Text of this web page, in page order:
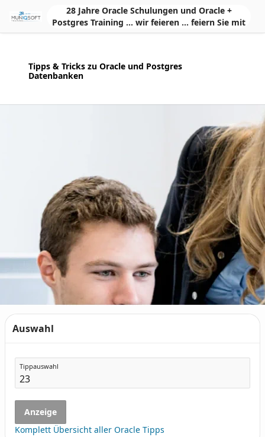
Skip to Main Content28 Jahre Oracle Schulungen und Oracle +
Postgres Training ... wir feieren ... feiern Sie mit
Tipps & Tricks zu Oracle und Postgres
Datenbanken
Auswahl
Tippauswahl
Anzeige
Komplett Übersicht aller Oracle Tipps